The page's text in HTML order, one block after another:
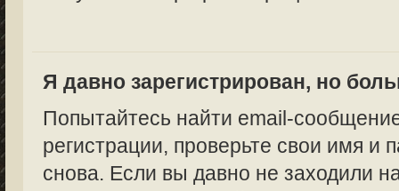
Я давно зарегистрирован, но
Попытайтесь найти email-
регистрации, проверьте свои имя и
снова. Если вы давно не заходили